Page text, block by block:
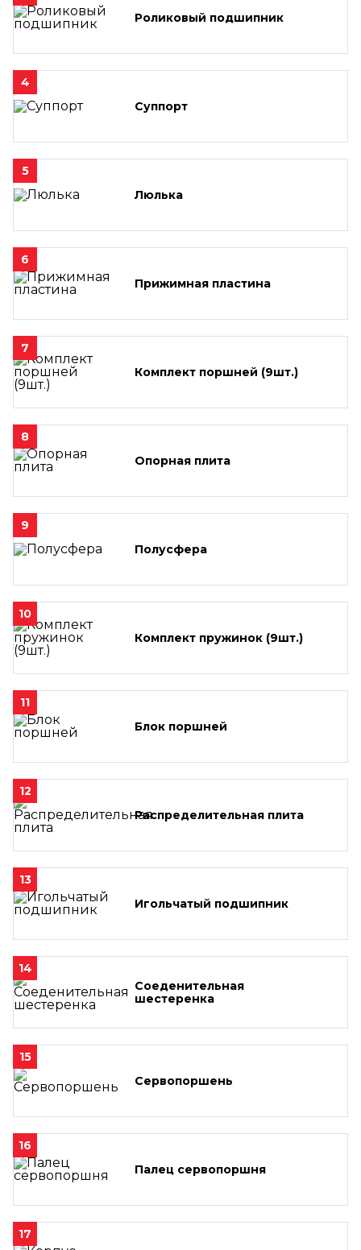
Роликовый подшипник
4
Суппорт
5
Люлька
6
Прижимная пластина
7
Комплект поршней (9шт.)
8
Опорная плита
9
Полусфера
10
Комплект пружинок (9шт.)
11
Блок поршней
12
Распределительная плита
13
Игольчатый подшипник
14
Соеденительная
шестеренка
15
Сервопоршень
16
Палец сервопоршня
17